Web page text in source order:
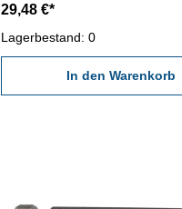
29,48 €*
Lagerbestand: 0
In den Warenkorb